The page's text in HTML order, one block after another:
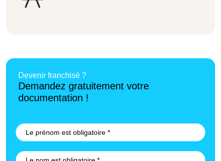
Devenir franchisé ?
Demandez gratuitement votre
documentation !